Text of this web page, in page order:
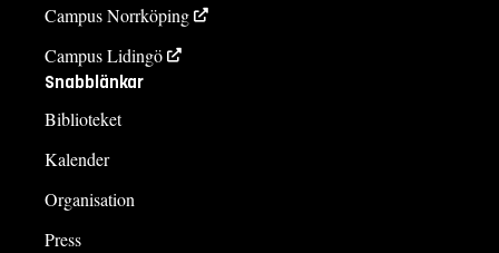
Campus Norrköping
Campus Lidingö
Snabblänkar
Biblioteket
Kalender
Organisation
Press